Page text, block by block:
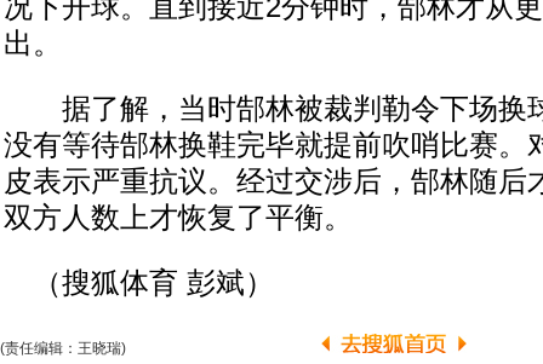
况下开球。直到接近2分钟时，郜林才从
出。
据了解，当时郜林被裁判勒令下场换
没有等待郜林换鞋完毕就提前吹哨比赛。
皮表示严重抗议。经过交涉后，郜林随后
双方人数上才恢复了平衡。
（搜狐体育 彭斌）
(责任编辑：王晓瑞)